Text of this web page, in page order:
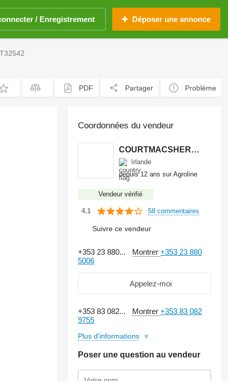
/ Enregistrement Déposer une annonce
PDF Partager Problème
Coordonnées du vendeur
COURTMACSHERRY MACHINERY LTD
Irlande
depuis 12 ans sur Agroline
Vendeur vérifié
4.1 58 commentaires
Suivre ce vendeur
+353 23 880... Montrer+353 23 880
5006
Appelez-moi
+353 83 082... Montrer+353 83 082
9755
Plus d'informations
Poser une question au vendeur